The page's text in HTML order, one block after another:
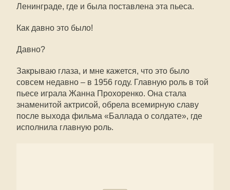
Ленинграде, где и была поставлена эта пьеса.
Как давно это было!
Давно?
Закрываю глаза, и мне кажется, что это было
совсем недавно – в 1956 году. Главную роль в той
пьесе играла Жанна Прохоренко. Она стала
знаменитой актрисой, обрела всемирную славу
после выхода фильма «Баллада о солдате», где
исполнила главную роль.